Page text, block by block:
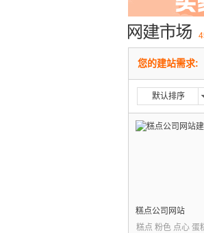
您的建站需求:
默认排序
糕点公司网站
糕点 粉色 点心 蛋